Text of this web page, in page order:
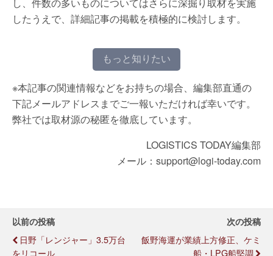
したうえで、詳細記事の掲載を積極的に検討します。
もっと知りたい
※本記事の関連情報などをお持ちの場合、編集部直通の
下記メールアドレスまでご一報いただければ幸いです。
弊社では取材源の秘匿を徹底しています。
LOGISTICS TODAY編集部
メール：support@logi-today.com
以前の投稿
日野「レンジャー」3.5万台
をリコール
次の投稿
飯野海運が業績上方修正、ケミ
船・LPG船堅調